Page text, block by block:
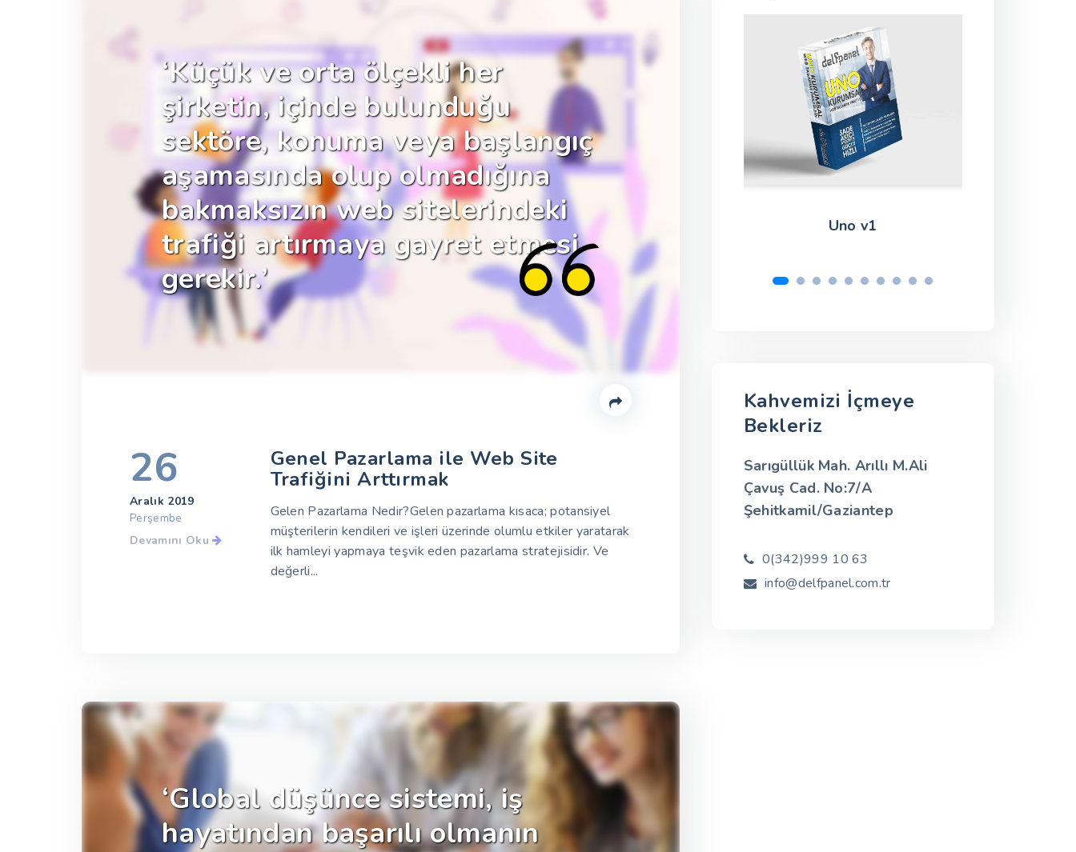
‘Küçük ve orta ölçekli her
şirketin, içinde bulunduğu
sektöre, konuma veya başlangıç
aşamasında olup olmadığına
bakmaksızın web sitelerindeki
trafiği artırmaya gayret etmesi
gerekir.’
26
Aralık 2019
Perşembe
Devamını Oku
Genel Pazarlama ile Web Site
Trafiğini Arttırmak
Gelen Pazarlama Nedir?Gelen pazarlama kısaca; potansiyel
müşterilerin kendileri ve işleri üzerinde olumlu etkiler yaratarak
ilk hamleyi yapmaya teşvik eden pazarlama stratejisidir. Ve
değerli...
‘Global düşünce sistemi, iş
hayatından başarılı olmanın
Uno v1
Kahvemizi İçmeye
Bekleriz
Sarıgüllük Mah. Arıllı M.Ali
Çavuş Cad. No:7/A
Şehitkamil/Gaziantep
0(342)999 10 63
info@delfpanel.com.tr